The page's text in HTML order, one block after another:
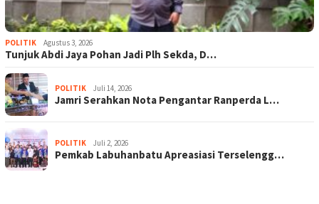
POLITIK Agustus 3, 2026
Tunjuk Abdi Jaya Pohan Jadi Plh Sekda, D…
POLITIK Juli 14, 2026
Jamri Serahkan Nota Pengantar Ranperda L…
POLITIK Juli 2, 2026
Pemkab Labuhanbatu Apreasiasi Terselengg…